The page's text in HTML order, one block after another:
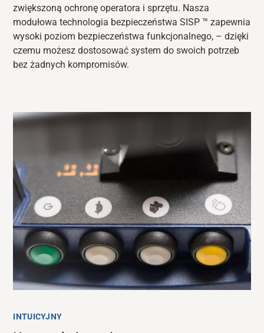
zwiększoną ochronę operatora i sprzętu. Nasza
modułowa technologia bezpieczeństwa SISP ™zapewnia
wysoki poziom bezpieczeństwa funkcjonalnego, – dzięki
czemu możesz dostosować system do swoich potrzeb
bez żadnych kompromisów.
INTUICYJNY